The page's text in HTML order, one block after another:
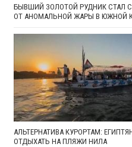
БЫВШИЙ ЗОЛОТОЙ РУДНИК СТАЛ
ОТ АНОМАЛЬНОЙ ЖАРЫ В ЮЖНОЙ
АЛЬТЕРНАТИВА КУРОРТАМ:
ОТДЫХАТЬ НА ПЛЯЖИ НИЛА